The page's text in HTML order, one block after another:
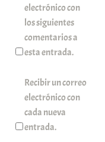
electrónico con
los siguientes
comentarios a
esta entrada.
Recibir un correo
electrónico con
cada nueva
entrada.